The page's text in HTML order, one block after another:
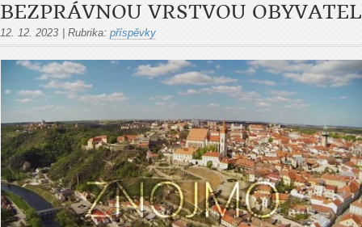
BEZPRÁVNOU VRSTVOU OBYVATEL
12. 12. 2023 Rubrika: příspěvky